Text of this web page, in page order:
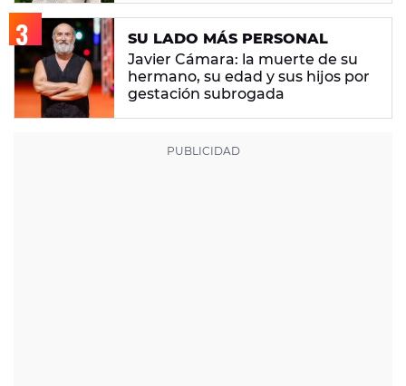
SU LADO MÁS PERSONAL
Javier Cámara: la muerte de su
hermano, su edad y sus hijos por
gestación subrogada